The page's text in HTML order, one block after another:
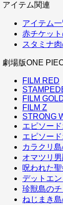
アイテム関連
アイテム
赤チケッ
スタミナ
劇場版ONE
FILM RED
FILM
FILM Z
STRONG
エピソー
エピソー
カラクリ
オマツリ
呪われた聖
デットエ
珍獣島の
ねじまき